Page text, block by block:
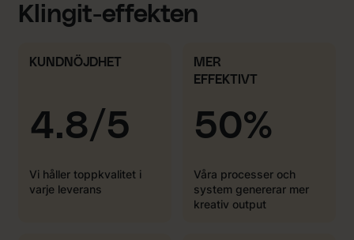
Klingit-effekten
KUNDNÖJDHET
4.8/5
Vi håller toppkvalitet i
varje leverans
MER
EFFEKTIVT
50%
Våra processer och
system genererar mer
kreativ output